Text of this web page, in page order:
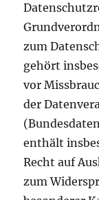
zum
gehört
vor
der
enthält
Recht auf
zum